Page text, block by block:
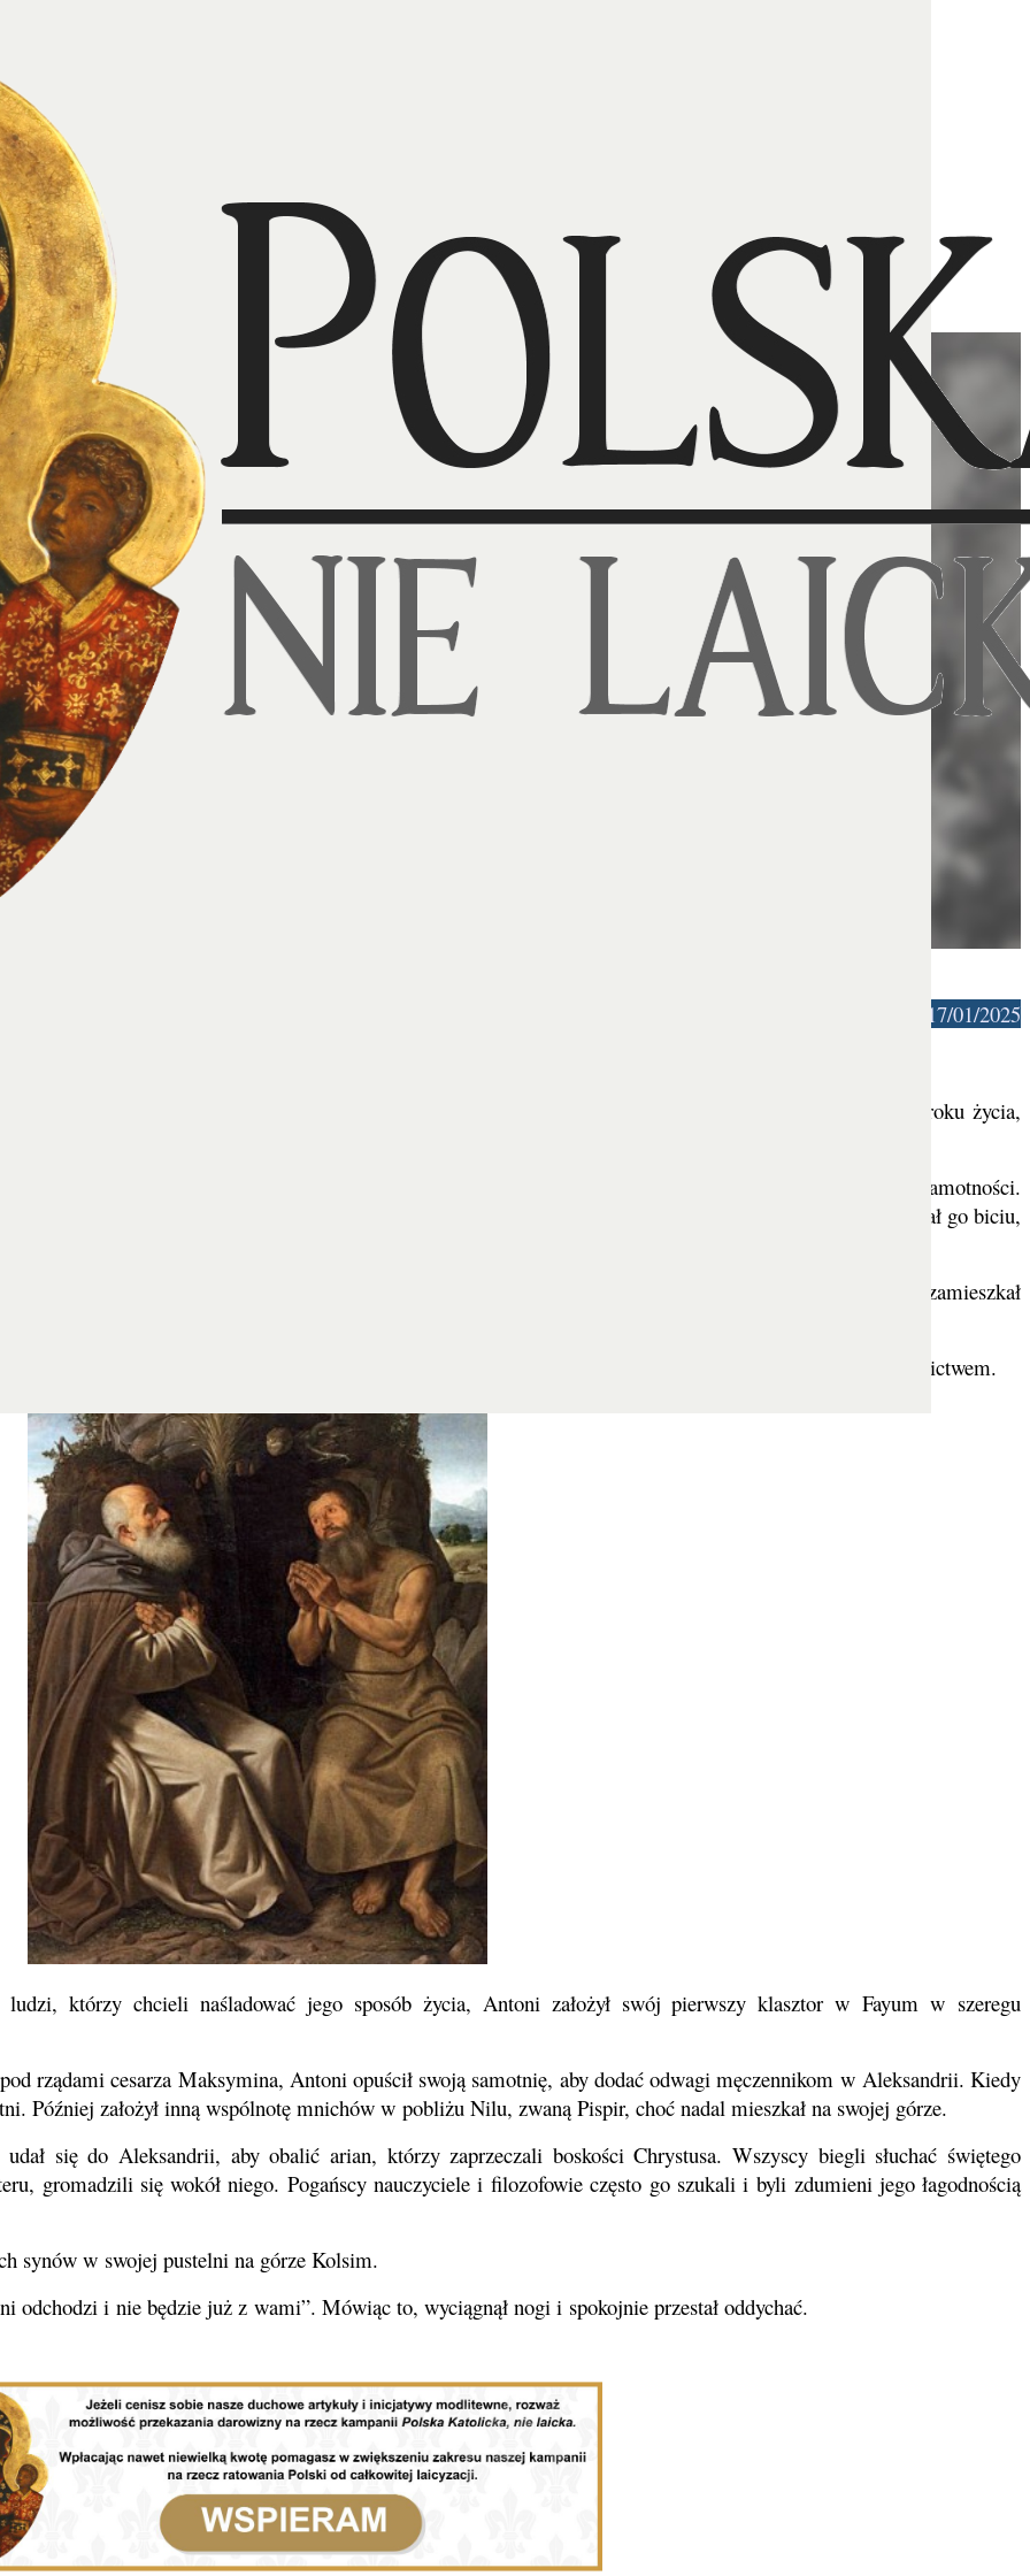
Święty Antoni Wielki
ANF | 17/01/2025
od Memfis w Egipcie. Zamożni rodzice Antoniego zmarli przed ukończeniem przez niego dwudziestego roku życia,
majątku.
po zapewnieniu siostrze wsparcia i wychowania, rozdał swój majątek ubogim i wycofał się do życia w samotności.
jedząc chleb i pijąc wodę. Diabeł dopuszczał się poważnych ataków wobec niego. Pewnego razu poddał go biciu,
Antoni wyszedł zwycięsko ze wszystkich tych prób.
ze swojej samotni w pobliżu rodzinnej wioski do miejsca po drugiej stronie wschodniej odnogi Nilu, gdzie zamieszkał
widując ludzi, z wyjątkiem jednego, który co jakiś czas przynosił mu chleb.
że spędzał czas nie tylko na modlitwie i medytacji, ale także na robieniu mat. Zajmował się również ogrodnictwem.
którzy chcieli naśladować jego sposób życia, Antoni założył swój pierwszy klasztor w Fayum w szeregu
rządami cesarza Maksymina, Antoni opuścił swoją samotnię, aby dodać odwagi męczennikom w Aleksandrii. Kiedy
Później założył inną wspólnotę mnichów w pobliżu Nilu, zwaną Pispir, choć nadal mieszkał na swojej górze.
się do Aleksandrii, aby obalić arian, którzy zaprzeczali boskości Chrystusa. Wszyscy biegli słuchać świętego
gromadzili się wokół niego. Pogańscy nauczyciele i filozofowie często go szukali i byli zdumieni jego łagodnością
synów w swojej pustelni na górze Kolsim.
odchodzi i nie będzie już z wami”. Mówiąc to, wyciągnął nogi i spokojnie przestał oddychać.